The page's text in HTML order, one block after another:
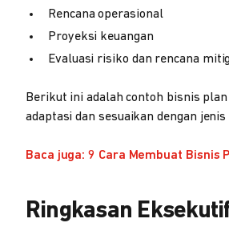
Rencana operasional
Proyeksi keuangan
Evaluasi risiko dan rencana
Berikut ini adalah contoh bisnis
adaptasi dan sesuaikan dengan jenis
Baca juga: 9 Cara Membuat Bisnis
Ringkasan